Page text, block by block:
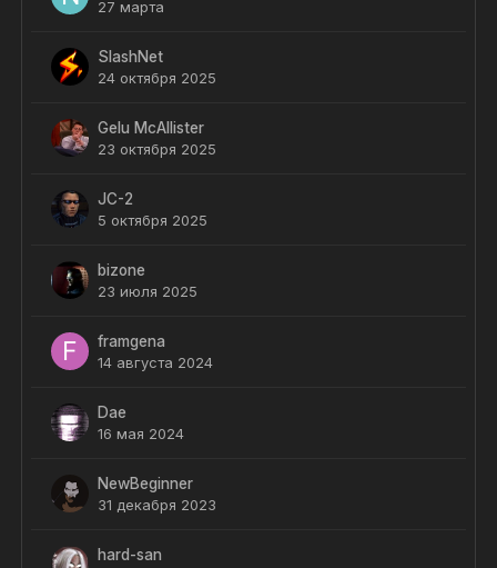
27 марта
SlashNet
24 октября 2025
Gelu McAllister
23 октября 2025
JC-2
5 октября 2025
bizone
23 июля 2025
framgena
14 августа 2024
Dae
16 мая 2024
NewBeginner
31 декабря 2023
hard-san